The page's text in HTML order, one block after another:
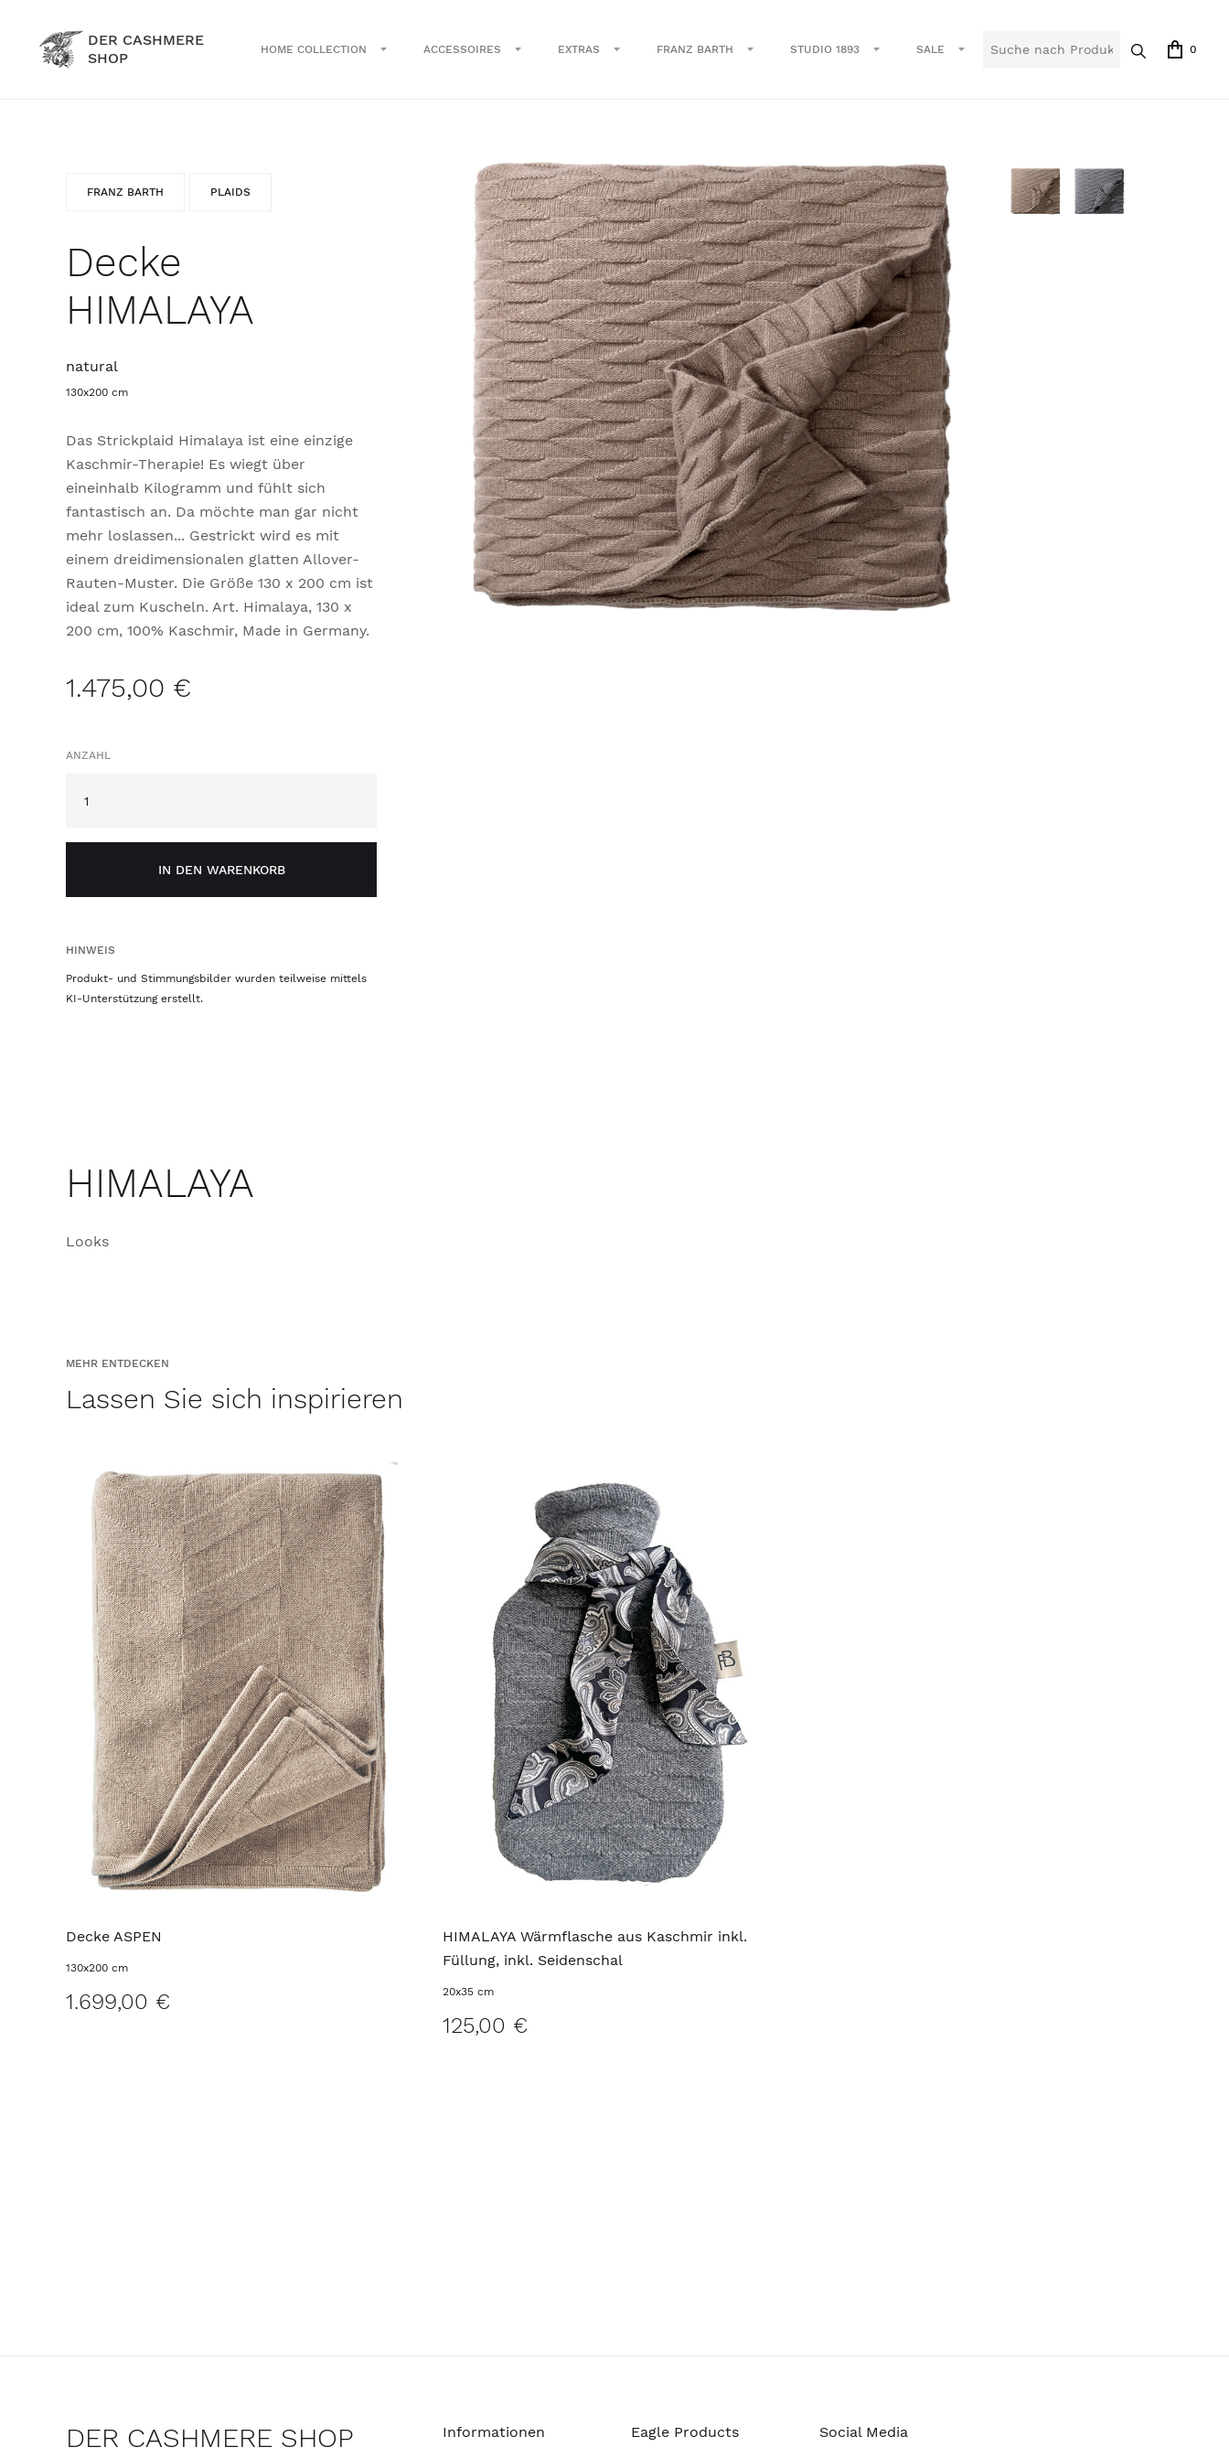
DER CASHMERE
SHOP
HOME COLLECTION ACCESSOIRES EXTRAS FRANZ BARTH STUDIO 1893 SALE 0
FRANZ BARTH PLAIDS
Decke
HIMALAYA
natural
130x200 cm
Das Strickplaid Himalaya ist eine einzige
Kaschmir-Therapie! Es wiegt über
eineinhalb Kilogramm und fühlt sich
fantastisch an. Da möchte man gar nicht
mehr loslassen... Gestrickt wird es mit
einem dreidimensionalen glatten Allover-
Rauten-Muster. Die Größe 130 x 200 cm ist
ideal zum Kuscheln. Art. Himalaya, 130 x
200 cm, 100% Kaschmir, Made in Germany.
1.475,00 €
ANZAHL
IN DEN WARENKORB
HINWEIS
Produkt- und Stimmungsbilder wurden teilweise mittels
KI-Unterstützung erstellt.
HIMALAYA
Looks
MEHR ENTDECKEN
Lassen Sie sich inspirieren
Decke ASPEN
130x200 cm
1.699,00 €
HIMALAYA Wärmflasche aus Kaschmir inkl.
Füllung, inkl. Seidenschal
20x35 cm
125,00 €
DER CASHMERE SHOP Informationen Eagle Products Social Media